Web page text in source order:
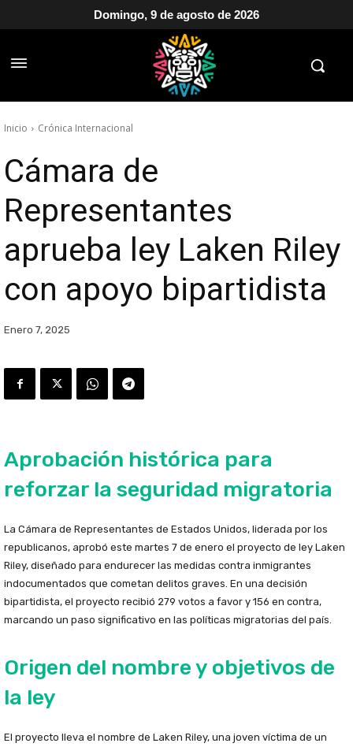
Domingo, 9 de agosto de 2026
Inicio Crónica Internacional
Cámara de
Representantes
aprueba ley Laken Riley
con apoyo bipartidista
Enero 7, 2025
Aprobación histórica para
reforzar la seguridad migratoria
La Cámara de Representantes de Estados Unidos, liderada por los
republicanos, aprobó este martes 7 de enero el proyecto de ley Laken
Riley, diseñado para endurecer las medidas contra inmigrantes
indocumentados que cometan delitos graves. En una decisión
bipartidista, el proyecto recibió 279 votos a favor y 156 en contra,
marcando un paso significativo en las políticas migratorias del país.
Origen del nombre y objetivos de
la ley
El proyecto lleva el nombre de Laken Riley, una joven víctima de un